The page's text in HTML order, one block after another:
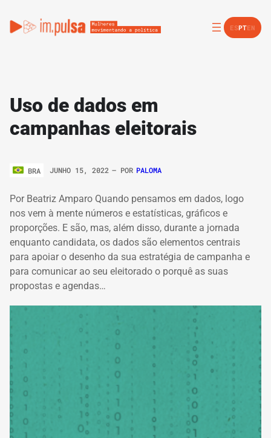
ESPTEN
Uso de dados em
campanhas eleitorais
BRA JUNHO 15, 2022 – POR PALOMA
Por Beatriz Amparo Quando pensamos em dados, logo
nos vem à mente números e estatísticas, gráficos e
proporções. E são, mas, além disso, durante a jornada
enquanto candidata, os dados são elementos centrais
para apoiar o desenho da sua estratégia de campanha e
para comunicar ao seu eleitorado o porquê as suas
propostas e agendas…